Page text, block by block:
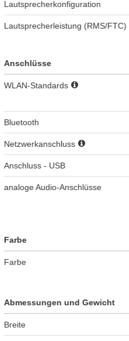
Lautsprecherkonfiguration
Lautsprecherleistung (RMS/FTC)
Anschlüsse
WLAN-Standards
Bluetooth
Netzwerkanschluss
Anschluss - USB
analoge Audio-Anschlüsse
Farbe
Farbe
Abmessungen und Gewicht
Breite